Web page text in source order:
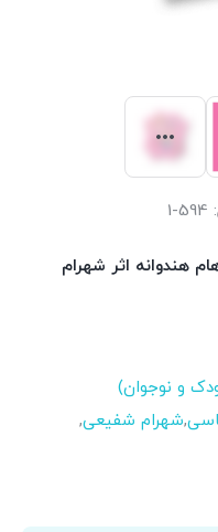
594-1
هندوانه اثر شهرام
و نوجوان)
,شهرام شفیعی,